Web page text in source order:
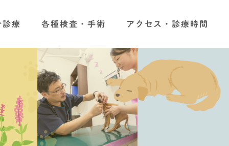
診療 各種検査・手術 アクセス・診療時間